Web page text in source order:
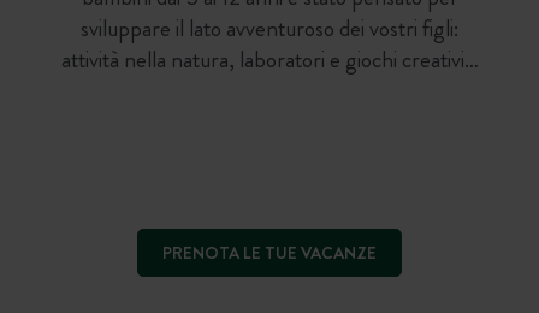
sviluppare il lato avventuroso dei vostri figli:
attività nella natura, laboratori e giochi creativi…
PRENOTA LE TUE VACANZE